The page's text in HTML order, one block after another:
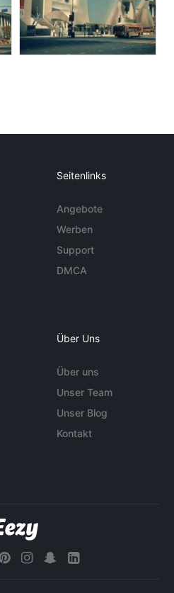
Seitenlinks
Angebote
Werben
Support
DMCA
Über Uns
Über uns
Unser Team
Unser Blog
Kontakt